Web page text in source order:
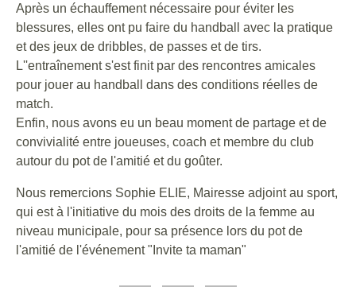
Après un échauffement nécessaire pour éviter les
blessures, elles ont pu faire du handball avec la pratique
et des jeux de dribbles, de passes et de tirs.
L''entraînement s'est finit par des rencontres amicales
pour jouer au handball dans des conditions réelles de
match.
Enfin, nous avons eu un beau moment de partage et de
convivialité entre joueuses, coach et membre du club
autour du pot de l'amitié et du goûter.
Nous remercions Sophie ELIE, Mairesse adjoint au sport,
qui est à l'initiative du mois des droits de la femme au
niveau municipale, pour sa présence lors du pot de
l'amitié de l'événement "Invite ta maman"